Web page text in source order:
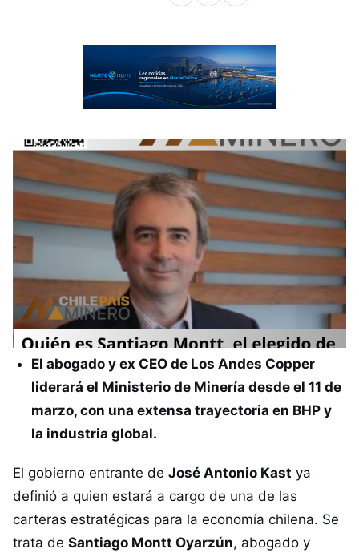
El abogado y ex CEO de Los Andes Copper
liderará el Ministerio de Minería desde el 11 de
marzo, con una extensa trayectoria en BHP y
la industria global.
El gobierno entrante de José Antonio Kast ya
definió a quien estará a cargo de una de las
carteras estratégicas para la economía chilena. Se
trata de Santiago Montt Oyarzún, abogado y